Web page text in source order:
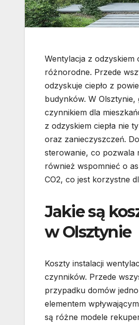
Wentylacja z odzyskiem
różnorodne. Przede
odzyskuje ciepło z
budynków. W
czynnikiem dla
z odzyskiem ciepła nie
oraz zanieczyszczeń.
sterowanie, co pozwala
również wspomnieć o
CO2, co jest korzystne
Jakie są
w Olsztynie
Koszty instalacji
czynników. Przede
przypadku domów
elementem
są różne modele